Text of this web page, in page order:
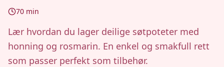
70 min
Lær hvordan du lager deilige søtpoteter med
honning og rosmarin. En enkel og smakfull rett
som passer perfekt som tilbehør.